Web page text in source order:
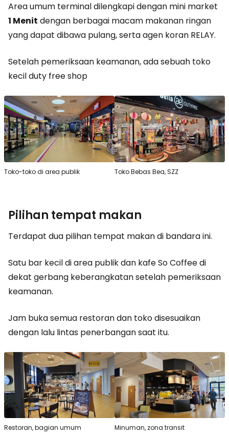
Area umum terminal dilengkapi dengan mini market
1 Menit dengan berbagai macam makanan ringan
yang dapat dibawa pulang, serta agen koran RELAY.
Setelah pemeriksaan keamanan, ada sebuah toko
kecilduty free shop
Toko-toko di area publik Toko Bebas Bea, SZZ
Pilihan tempat makan
Terdapat dua pilihan tempat makan di bandara ini.
Satu bar kecil di area publik dan kafe So Coffee di
dekat gerbang keberangkatan setelah pemeriksaan
keamanan.
Jam buka semua restoran dan toko disesuaikan
dengan lalu lintas penerbangan saat itu.
Restoran, bagian umum Minuman, zona transit